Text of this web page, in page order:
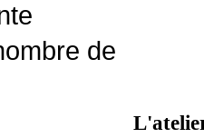
de